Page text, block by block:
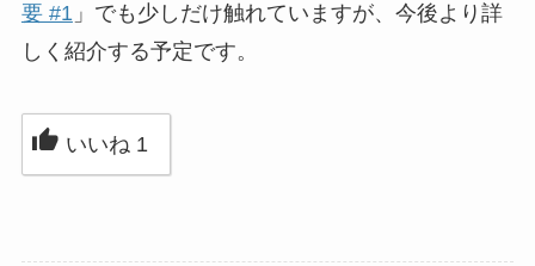
要 #1」でも少しだけ触れていますが、今後より詳
しく紹介する予定です。
いいね 1